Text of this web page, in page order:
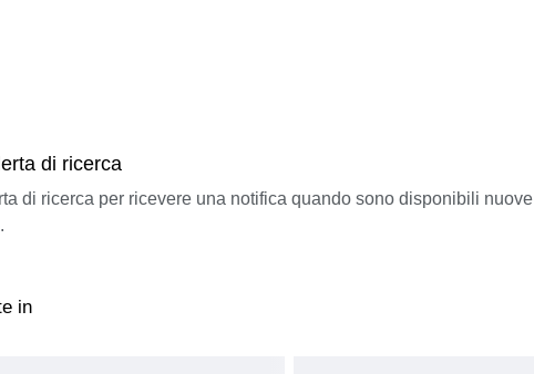
di ricerca
di ricerca per ricevere una notifica quando sono disponibili nuove
in